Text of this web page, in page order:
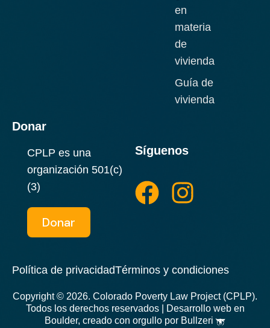
en
materia
de
vivienda
Guía de
vivienda
Donar
CPLP es una
organización 501(c)
(3)
Donar
Síguenos
a
b
o
o
n
a
g
r
Copyright © 2026. Colorado Poverty Law Project (CPLP).
Todos los derechos reservados |
Desarrollo web en
Boulder, creado con orgullo por Bullzeri
Política de privacidadTérminos y condiciones